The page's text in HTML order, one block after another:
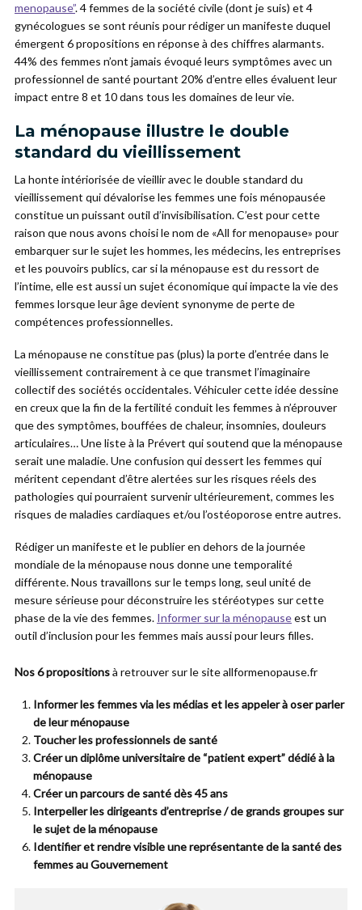
menopause”. 4 femmes de la société civile (dont je suis) et 4
gynécologues se sont réunis pour rédiger un manifeste duquel
émergent 6 propositions en réponse à des chiffres alarmants.
44% des femmes n’ont jamais évoqué leurs symptômes avec un
professionnel de santé pourtant 20% d’entre elles évaluent leur
impact entre 8 et 10 dans tous les domaines de leur vie.
La ménopause illustre le double
standard du vieillissement
La honte intériorisée de vieillir avec le double standard du
vieillissement qui dévalorise les femmes une fois ménopausée
constitue un puissant outil d’invisibilisation. C’est pour cette
raison que nous avons choisi le nom de «All for menopause» pour
embarquer sur le sujet les hommes, les médecins, les entreprises
et les pouvoirs publics, car si la ménopause est du ressort de
l’intime, elle est aussi un sujet économique qui impacte la vie des
femmes lorsque leur âge devient synonyme de perte de
compétences professionnelles.
La ménopause ne constitue pas (plus) la porte d’entrée dans le
vieillissement contrairement à ce que transmet l’imaginaire
collectif des sociétés occidentales. Véhiculer cette idée dessine
en creux que la fin de la fertilité conduit les femmes à n’éprouver
que des symptômes, bouffées de chaleur, insomnies, douleurs
articulaires… Une liste à la Prévert qui soutend que la ménopause
serait une maladie. Une confusion qui dessert les femmes qui
méritent cependant d’être alertées sur les risques réels des
pathologies qui pourraient survenir ultérieurement, commes les
risques de maladies cardiaques et/ou l’ostéoporose entre autres.
Rédiger un manifeste et le publier en dehors de la journée
mondiale de la ménopause nous donne une temporalité
différente. Nous travaillons sur le temps long, seul unité de
mesure sérieuse pour déconstruire les stéréotypes sur cette
phase de la vie des femmes. Informer sur la ménopauseest un
outil d’inclusion pour les femmes mais aussi pour leurs filles.
Nos 6 propositionsà retrouver sur le site allformenopause.fr
Informer les femmes via les médias et les appeler à oser parler
de leur ménopause
Toucher les professionnels de santé
Créer un diplôme universitaire de “patient expert” dédié à la
ménopause
Créer un parcours de santé dès 45 ans
Interpeller les dirigeants d’entreprise / de grands groupes sur
le sujet de la ménopause
Identifier et rendre visible une représentante de la santé des
femmes au Gouvernement